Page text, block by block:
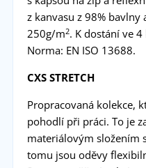
z kanvasu z 98% bavlny
250g/m2. K dostání ve
Norma: EN ISO 13688.
CXS STRETCH
Propracovaná kolekce,
pohodlí při práci. To je
materiálovým složením
tomu jsou oděvy